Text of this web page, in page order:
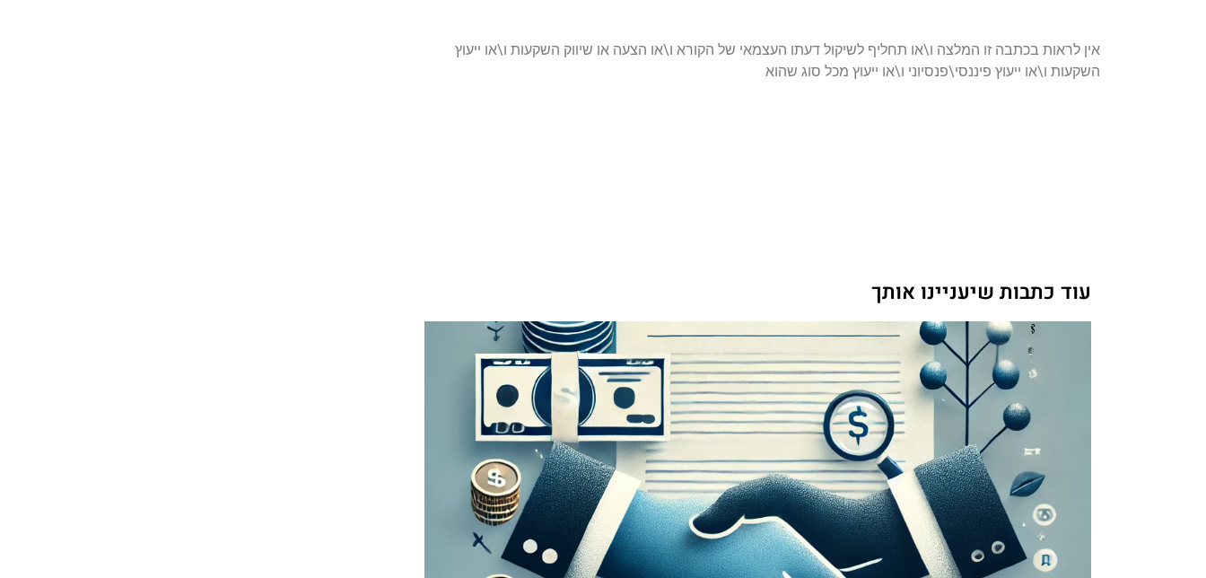
אין לראות בכתבה זו המלצה ו\או תחליף לשיקול דעתו העצמאי של הקורא ו\או הצעה או שיווק השקעות ו\או ייעוץ
השקעות ו\או ייעוץ פיננסי\פנסיוני ו\או ייעוץ מכל סוג שהוא
עוד כתבות שיעניינו אותך